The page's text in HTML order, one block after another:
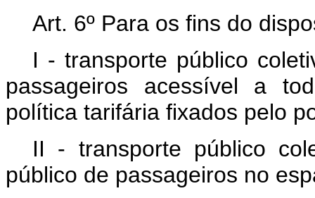
Art. 6º Para os fins do
I - transporte público
passageiros acessível a
política tarifária fixados pelo
II - transporte público
público de passageiros no